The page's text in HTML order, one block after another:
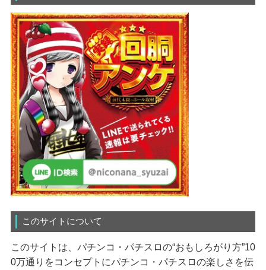
このサイトについて
このサイトは、パチンコ・パチスロの“おもしろがり方”10
0万通りをコンセプトにパチンコ・パチスロの楽しさを伝